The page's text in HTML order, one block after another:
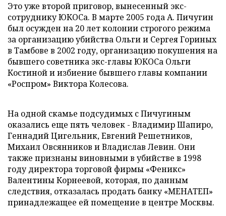
Это уже второй приговор, вынесенный экс-
сотруднику ЮКОСа. В марте 2005 года А. Пичугин
был осужден на 20 лет колонии строгого режима
за организацию убийства Ольги и Сергея Гориных
в Тамбове в 2002 году, организацию покушения на
бывшего советника экс-главы ЮКОСа Ольги
Костиной и избиение бывшего главы компании
«Роспром» Виктора Колесова.
На одной скамье подсудимых с Пичугиным
оказались еще пять человек - Владимир Шапиро,
Геннадий Цигельник, Евгений Решетников,
Михаил Овсянников и Владислав Левин. Они
также признаны виновными в убийстве в 1998
году директора торговой фирмы «Феникс»
Валентины Корнеевой, которая, по данным
следствия, отказалась продать банку «МЕНАТЕП»
принадлежащее ей помещение в центре Москвы.